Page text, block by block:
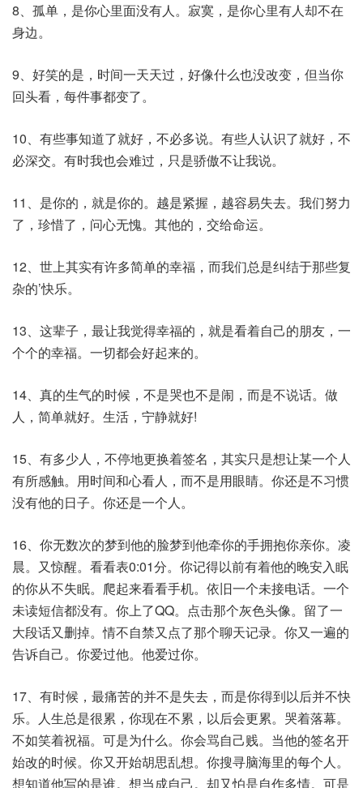
8、孤单，是你心里面没有人。寂寞，是你心里有人却不在
身边。
9、好笑的是，时间一天天过，好像什么也没改变，但当你
回头看，每件事都变了。
10、有些事知道了就好，不必多说。有些人认识了就好，不
必深交。有时我也会难过，只是骄傲不让我说。
11、是你的，就是你的。越是紧握，越容易失去。我们努力
了，珍惜了，问心无愧。其他的，交给命运。
12、世上其实有许多简单的幸福，而我们总是纠结于那些复
杂的’快乐。
13、这辈子，最让我觉得幸福的，就是看着自己的朋友，一
个个的幸福。一切都会好起来的。
14、真的生气的时候，不是哭也不是闹，而是不说话。做
人，简单就好。生活，宁静就好!
15、有多少人，不停地更换着签名，其实只是想让某一个人
有所感触。用时间和心看人，而不是用眼睛。你还是不习惯
没有他的日子。你还是一个人。
16、你无数次的梦到他的脸梦到他牵你的手拥抱你亲你。凌
晨。又惊醒。看看表0:01分。你记得以前有着他的晚安入眠
的你从不失眠。爬起来看看手机。依旧一个未接电话。一个
未读短信都没有。你上了QQ。点击那个灰色头像。留了一
大段话又删掉。情不自禁又点了那个聊天记录。你又一遍的
告诉自己。你爱过他。他爱过你。
17、有时候，最痛苦的并不是失去，而是你得到以后并不快
乐。人生总是很累，你现在不累，以后会更累。哭着落幕。
不如笑着祝福。可是为什么。你会骂自己贱。当他的签名开
始改的时候。你又开始胡思乱想。你搜寻脑海里的每个人。
想知道他写的是谁。想当成自己。却又怕是自作多情。可是